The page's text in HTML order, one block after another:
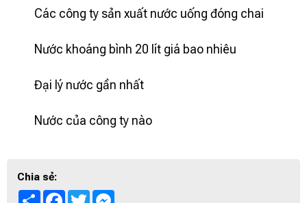
Các công ty sản xuất nước uống đóng chai
Nước khoáng bình 20 lít giá bao nhiêu
Đại lý nước gần nhất
Nước của công ty nào
Chia sẻ:
Share Facebook
Twitter